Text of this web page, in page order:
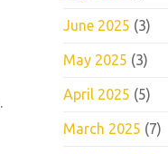
June 2025 (3)
May 2025 (3)
April 2025 (5)
March 2025 (7)